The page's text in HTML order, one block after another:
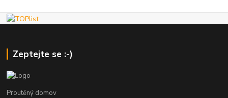
Zeptejte se :-)
Proutěný domov